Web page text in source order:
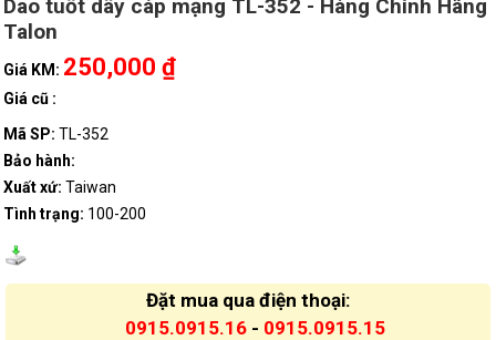
Dao tuốt dây cáp mạng TL-352 - Hàng Chính Hãng
Talon
Giá KM: 250,000 ₫
Giá cũ :
Mã SP: TL-352
Bảo hành:
Xuất xứ: Taiwan
Tình trạng: 100-200
Đặt mua qua điện thoại:
0915.0915.16 - 0915.0915.15